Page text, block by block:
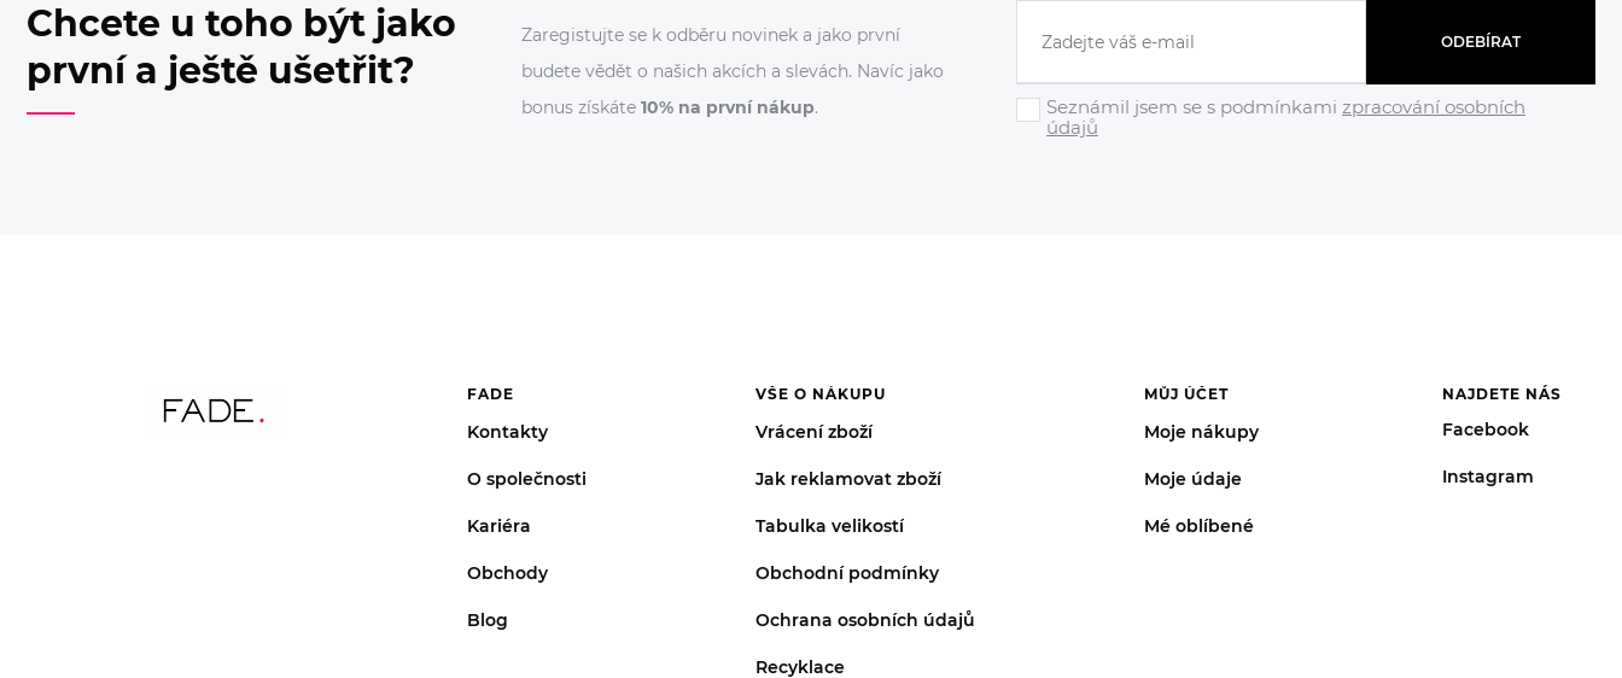
Chcete u toho být jako
první a ještě ušetřit?
Zaregistujte se k odběru novinek a jako první
budete vědět o našich akcích a slevách. Navíc jako
bonus získáte 10% na první nákup.
ODEBÍRAT
Seznámil jsem se s podmínkami zpracování osobních
údajů
FADE
Kontakty
O společnosti
Kariéra
Obchody
Blog
VŠE O NÁKUPU
Vrácení zboží
Jak reklamovat zboží
Tabulka velikostí
Obchodní podmínky
Ochrana osobních údajů
Recyklace
MŮJ ÚČET
Moje nákupy
Moje údaje
Mé oblíbené
NAJDETE NÁS
Facebook
Instagram